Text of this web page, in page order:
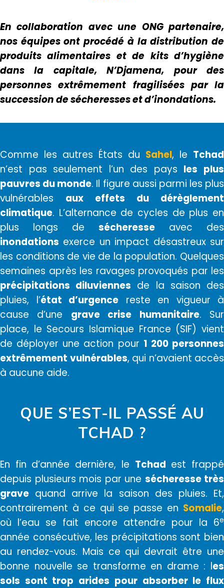
En collaboration avec une ONG partenaire,
nos équipes ont procédé à la distribution de
produits alimentaires et de kits d’hygiène
dans la capitale, N’Djamena, pour des
personnes extrêmement fragilisées par la
succession de sécheresses et d’inondations.
Comme les autres États du Sahel, le Tchad
n’est pas seulement l’un des pays les plus
pauvres du monde. Il figure aussi parmi les plus
vulnérables aux effets du dérèglement
climatique. L’alternance de cycles de plus en
plus longs de sécheresse avec des
inondations exerce un impact désastreux sur
les conditions de vie de la population. Quelques
semaines après les ravages provoqués par les
précipitations diluviennes de la saison des
pluies, l’état d’urgence reste en vigueur à
cause d’une grave crise humanitaire. Sur
place, le Secours Islamique France (SIF) vient
de déployer une action pour 1 200 personnes
extrêmement vulnérables, qui n’avaient accès
à aucune aide.
QUE S’EST-IL PASSÉ AU
TCHAD ?
En fin d’année dernière, le Tchad est frappé
depuis plusieurs mois par une sécheresse très
grave quand arrive la saison des pluies. Et,
contrairement à ce qui se passe en Somalie,
où l’eau se fait encore attendre pour la 6e
année consécutive, les précipitations sont bien
au rendez-vous. Mais ce qui devrait être une
bonne nouvelle se transforme en drame : les
sols sont trop arides pour absorber le flux